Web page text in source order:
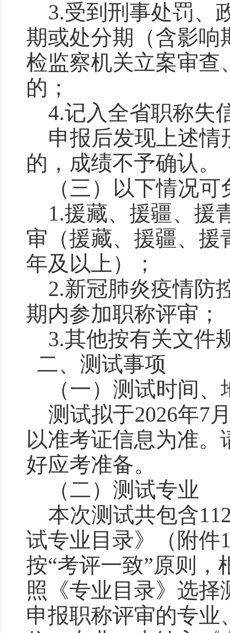
3.受到刑事处罚、
期或处分期（含影响
检监察机关立案审查
的；
4.记入全省职称失
申报后发现上述情
的，成绩不予确认。
（三）以下情况
1.援藏、援疆、援
审（援藏、援疆、援
年及以上）；
2.新冠肺炎疫情防
期内参加职称评审；
3.其他按有关文件
二、测试事项
（一） 测试时间、
测试拟于2026年7
以准考证信息为准
好应考准备。
（二）测试专业
本次测试共包含
试专业目录》（附件
按“考评一致”原则
照《专业目录》选
申报职称评审的专业